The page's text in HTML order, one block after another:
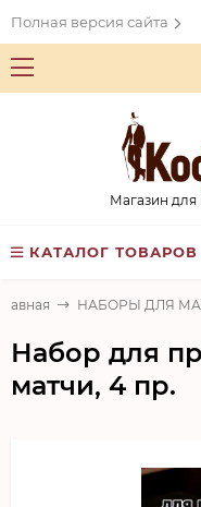
Полная версия сайта
Магазин для
КАТАЛОГ ТОВАРОВ
НАБОРЫ ДЛЯ
Набор для
матчи, 4 пр.